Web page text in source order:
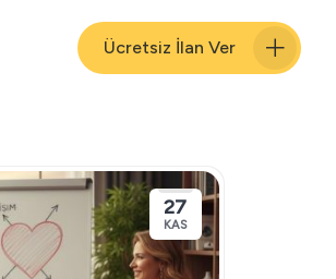
Ücretsiz İlan Ver
27
KAS